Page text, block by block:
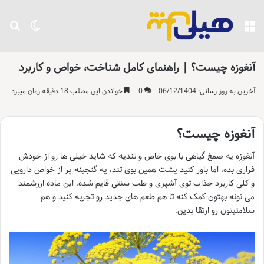
تغییر منو
آنغوزه چیست؟ | راهنمای کامل شناخت، خواص و کاربرد
آخرین به روز رسانی: 06/12/1404 0 خواندن این مطلب 18 دقیقه زمان میبرد
آنغوزه چیست؟
آنغوزه یه صمغ گیاهی با بوی خاص و تندیه که شاید خیلی ها رو از خودش
فراری بده، اما باور کنید پشت همین بوی تند، یه گنجینه پر از خواص دارویی
و کلی کاربرد جذاب توی آشپزی و طب سنتی قایم شده. این ماده ارزشمند
می تونه بهتون کمک کنه تا هم طعم های جدید رو تجربه کنید و هم
سلامتیتون رو ارتقا بدین.